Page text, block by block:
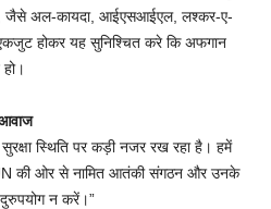
जैसे अल-कायदा, आईएसआईएल, लश्कर-ए-
होकर यह सुनिश्चित करे कि अफगान
स्थिति पर कड़ी नजर रख रहा है। हमें
की ओर से नामित आतंकी संगठन और उनके
न करें।”